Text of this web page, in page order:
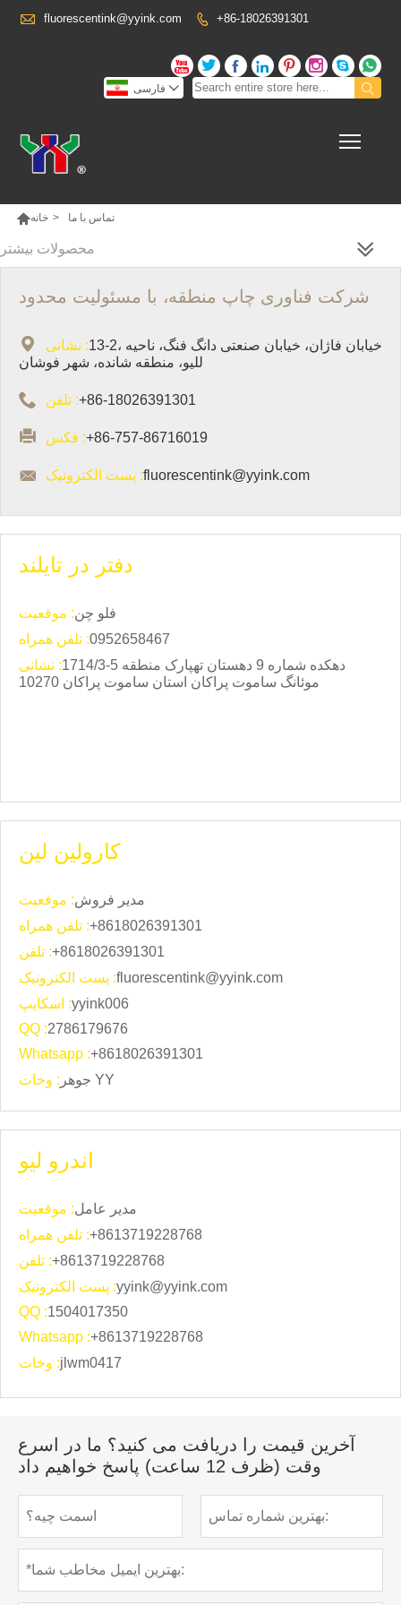
 fluorescentink@yyink.com  +86-18026391301
      


فارسی 
خانه > تماس با ما
محصولات بیشتر
شرکت فناوری چاپ منطقه، با مسئولیت محدود
 نشانی :13-2، خیابان فاژان، خیابان صنعتی دانگ فنگ، ناحیه
للیو، منطقه شانده، شهر فوشان
 تلفن :+86-18026391301
 فکس :+86-757-86716019
 پست الکترونیک :fluorescentink@yyink.com
دفتر در تایلند
موقعیت :فلو چن
تلفن همراه :0952658467
نشانی :1714/3-5 دهکده شماره 9 دهستان تهپارک منطقه
موئانگ ساموت پراکان استان ساموت پراکان 10270
کارولین لین
موقعیت :مدیر فروش
تلفن همراه :+8618026391301
تلفن :+8618026391301
پست الکترونیک :fluorescentink@yyink.com
اسکایپ :yyink006
QQ :2786179676
Whatsapp :+8618026391301
وخات :
جوهر YY
اندرو لیو
موقعیت :مدیر عامل
تلفن همراه :+8613719228768
تلفن :+8613719228768
پست الکترونیک :yyink@yyink.com
QQ :1504017350
Whatsapp :+8613719228768
وخات :jlwm0417
آخرین قیمت را دریافت می کنید؟ ما در اسرع
وقت (ظرف 12 ساعت) پاسخ خواهیم داد